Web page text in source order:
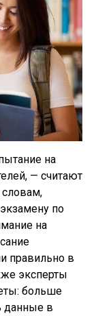
на
— считают
по
на
правильно в
эксперты
больше
данные в